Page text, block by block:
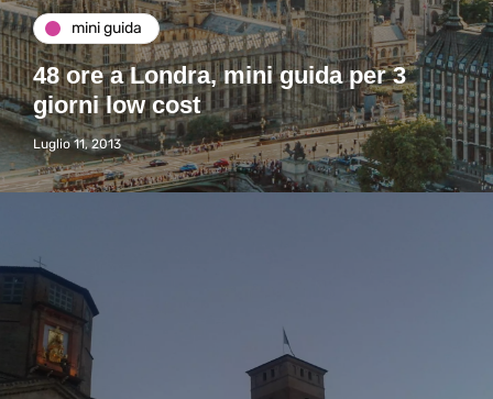
mini guida
48 ore a Londra, mini guida per 3
giorni low cost
Luglio 11, 2013